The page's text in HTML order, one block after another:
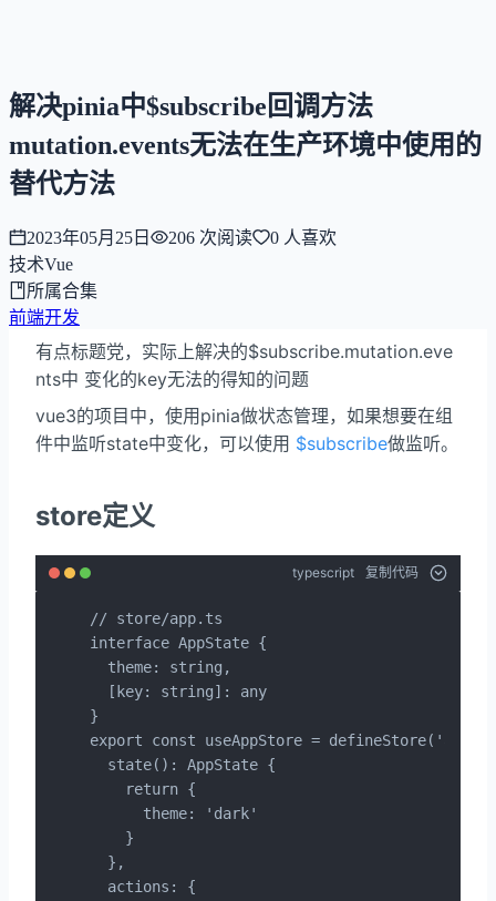
解决pinia中$subscribe回调方法
mutation.events无法在生产环境中使用的
替代方法
2023年05月25日 206 次阅读 0 人喜欢
技术Vue
所属合集
前端开发
有点标题党，实际上解决的$subscribe.mutation.eve
nts中 变化的key无法的得知的问题
vue3的项目中，使用pinia做状态管理，如果想要在组
件中监听state中变化，可以使用 $subscribe做监听。
store定义
typescript 复制代码
// store/app.ts
interface AppState {
  theme: string,
  [key: string]: any
}
export const useAppStore =
  state(): AppState {
    return {
      theme: 'dark'
    }
  },
  actions: {